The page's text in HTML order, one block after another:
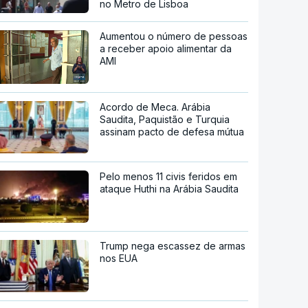
no Metro de Lisboa
Aumentou o número de pessoas
a receber apoio alimentar da
AMI
Acordo de Meca. Arábia
Saudita, Paquistão e Turquia
assinam pacto de defesa mútua
Pelo menos 11 civis feridos em
ataque Huthi na Arábia Saudita
Trump nega escassez de armas
nos EUA